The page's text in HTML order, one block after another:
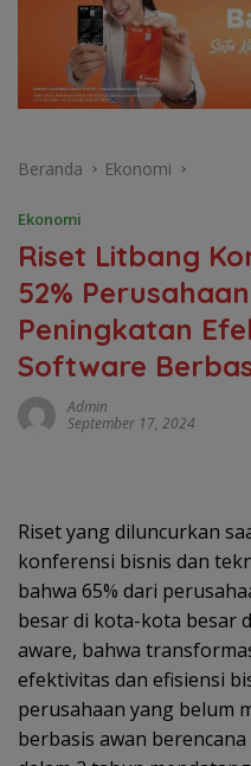
Beranda Ekonomi
Ekonomi
Riset Litbang
52%
Peningkatan
Software
Admin
September 17, 2024
Riset yang diluncurkan
konferensi bisnis dan
bahwa 65% dari
besar di kota-kota besar
aware, bahwa
efektivitas dan efisiensi
perusahaan yang belum
berbasis awan